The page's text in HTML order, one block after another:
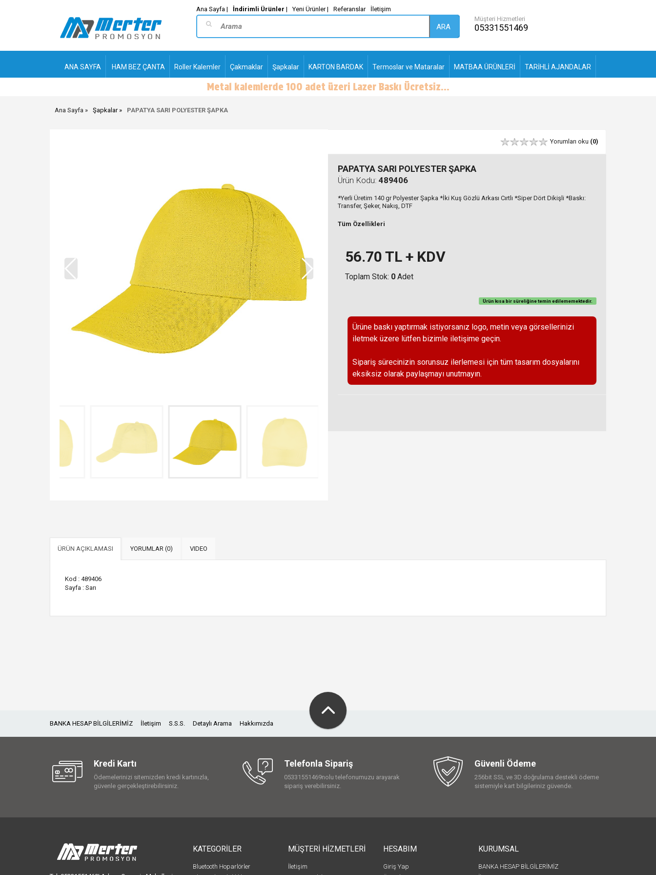
Ana Sayfa | İndirimli Ürünler | Yeni Ürünler | Referanslar İletişim
ARA
Müşteri Hizmetleri
05331551469
ANA SAYFA HAM BEZ ÇANTA Roller Kalemler Çakmaklar Şapkalar KARTON BARDAK Termoslar ve Mataralar MATBAA ÜRÜNLERİ TARİHLİ AJANDALAR
PLASTİK TÜKENMEZ
-
Ana Sayfa Şapkalar PAPATYA SARI POLYESTER ŞAPKA
Yorumları oku (0)
PAPATYA SARI POLYESTER ŞAPKA
Ürün Kodu: 489406
*Yerli Üretim 140 gr Polyester Şapka *İki Kuş Gözlü Arkası Cırtlı *Siper Dört Dikişli *Baskı:
Transfer, Şeker, Nakış, DTF
Tüm Özellikleri
56.70 TL + KDV
Toplam Stok: 0 Adet
Ürün kısa bir süreliğine teminedilememektedir.
Ürüne baskı yaptırmak istiyorsanız logo, metin veya görsellerinizi
iletmek üzere lütfen bizimle iletişime geçin.
Sipariş sürecinizin sorunsuz ilerlemesi için tüm tasarım dosyalarını
eksiksiz olarak paylaşmayı unutmayın.
ÜRÜN AÇIKLAMASI YORUMLAR (0) VIDEO
Kod : 489406
Sayfa : Sarı
BANKA HESAP BİLGİLERİMİZ İletişim S.S.S. Detaylı Arama Hakkımızda
Kredi Kartı
Ödemelerinizi sitemizden kredi kartınızla,
güvenle gerçekleştirebilirsiniz.
Telefonla Sipariş
05331551469nolu telefonumuzu arayarak
sipariş verebilirsiniz.
Güvenli Ödeme
256bit SSL ve 3D doğrulama destekli ödeme
sistemiyle kart bilgileriniz güvende.
KATEGORİLER
Bluetooth Hoparlörler
MÜŞTERİ HİZMETLERİ
İletişim
HESABIM
Giriş Yap
KURUMSAL
BANKA HESAP BİLGİLERİMİZ